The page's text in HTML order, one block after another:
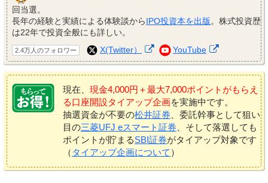
回当選。
長年の経験と実績による体験談からIPO投資本を出版。株式投資歴
は22年で投資全般にも詳しい。
2.4万人のフォロワー X(Twitter） YouTube
現在、 現金4,000円＋最大7,000ポイントがもらえ
る口座開設タイアップ企画を実施中です。
抽選資金が不要の松井証券 、委託幹事として狙い
目の三菱UFJ eスマート証券 、そして落選しても
ポイントが貯まるSBI証券がタイアップ対象です
（ タイアップ企画について ）